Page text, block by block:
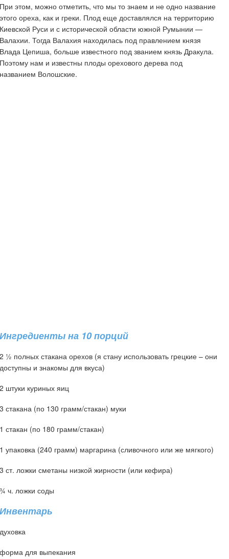
При этом, можно отметить, что мы то знаем и не одно название
этого ореха, как и греки. Плод еще доставлялся на территорию
Киевской Руси и с исторической области южной Румынии —
Валахии. Тогда Валахия находилась под правлением князя
Влада Цепиша, больше известного под званием князь Дракула.
Поэтому нам и известны плоды орехового дерева под
названием Волошские.
Ингредиенты на 10 порций
2 ½ полных стакана орехов (я стану использовать грецкие – они
доступны и знакомы для вкуса)
2 штуки куриных яиц
3 стакана (по 130 грамм/стакан) муки
1 стакан (по 180 грамм/стакан)
1 упаковка (240 грамм) маргарина (сливочного или же мягкого)
3 ст. ложки сметаны низкой жирности (или кефира)
¾ ч. ложки соды
Инвентарь
духовка
форма для выпекания